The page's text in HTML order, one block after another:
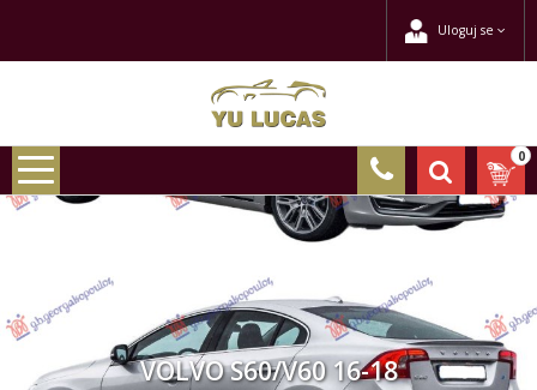
Uloguj se
0
VOLVO S60/V60 16-18